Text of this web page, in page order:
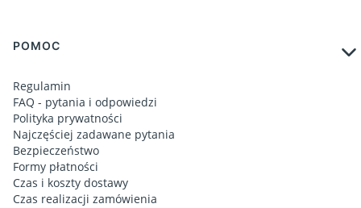
Linki w stopce
POMOC
Regulamin
FAQ - pytania i odpowiedzi
Polityka prywatności
Najczęściej zadawane pytania
Bezpieczeństwo
Formy płatności
Czas i koszty dostawy
Czas realizacji zamówienia